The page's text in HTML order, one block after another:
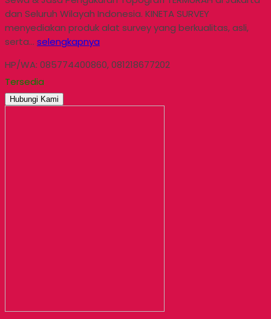
dan Seluruh Wilayah Indonesia. KINETA SURVEY
menyediakan produk alat survey yang berkualitas, asli,
serta… selengkapnya
HP/WA: 085774400860, 081218677202
Tersedia
Hubungi Kami